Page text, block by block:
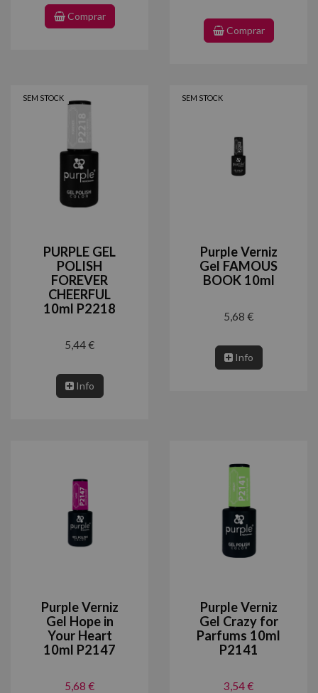
Comprar
Comprar
SEM STOCK
PURPLE GEL
POLISH
FOREVER
CHEERFUL
10ml P2218
5,44 €
Info
SEM STOCK
Purple Verniz
Gel FAMOUS
BOOK 10ml
5,68 €
Info
Purple Verniz
Gel Hope in
Your Heart
10ml P2147
5,68 €
Purple Verniz
Gel Crazy for
Parfums 10ml
P2141
3,54 €